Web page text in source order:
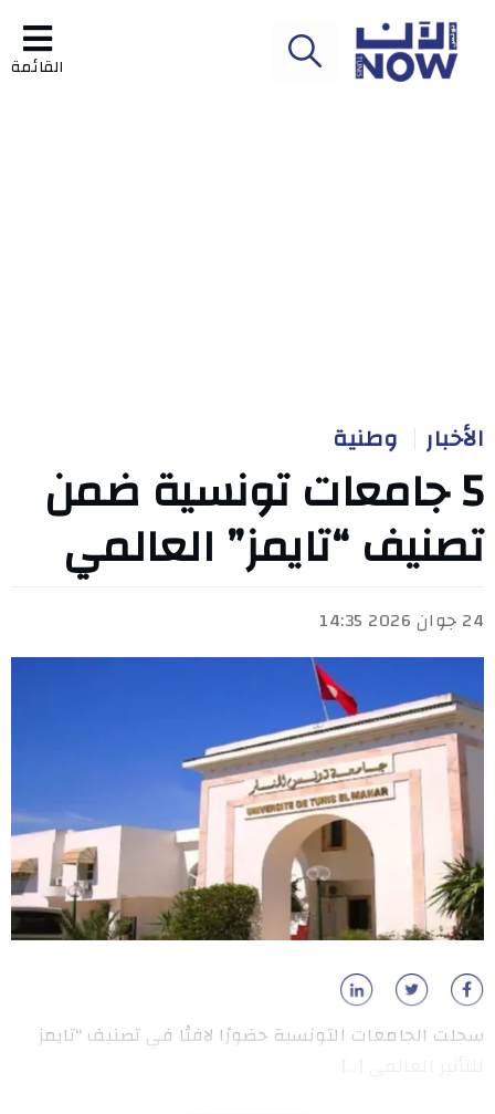
القائمة
الأخبار وطنية
5 جامعات تونسية ضمن
تصنيف “تايمز” العالمي
24 جوان 2026 14:35
سجلت الجامعات التونسية حضورًا لافتًا في تصنيف “تايمز